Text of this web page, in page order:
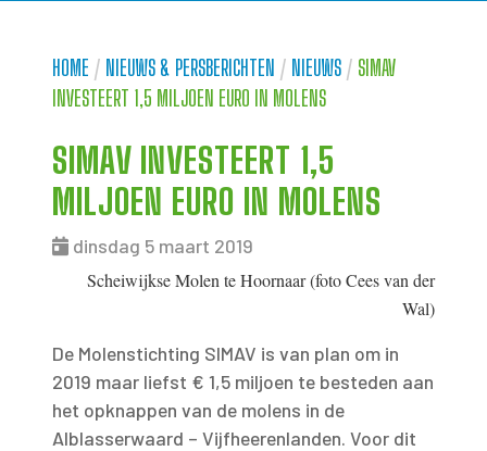
HOME / NIEUWS & PERSBERICHTEN / NIEUWS / SIMAV
INVESTEERT 1,5 MILJOEN EURO IN MOLENS
SIMAV INVESTEERT 1,5
MILJOEN EURO IN MOLENS
dinsdag 5 maart 2019
Scheiwijkse Molen te Hoornaar (foto Cees van der
Wal)
De Molenstichting SIMAV is van plan om in
2019 maar liefst € 1,5 miljoen te besteden aan
het opknappen van de molens in de
Alblasserwaard – Vijfheerenlanden. Voor dit